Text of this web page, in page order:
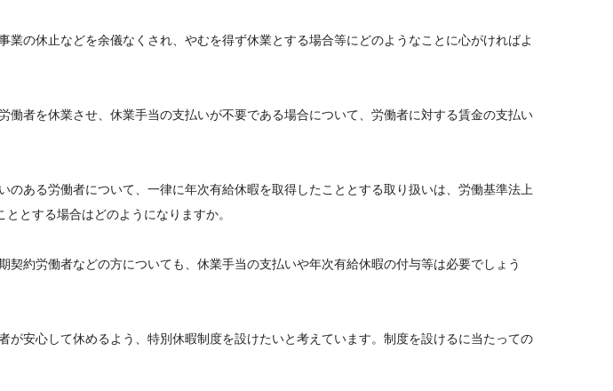
業の休止などを余儀なくされ、やむを得ず休業とする場合等にどのようなことに心がければよ
働者を休業させ、休業手当の支払いが不要である場合について、労働者に対する賃金の支払い
のある労働者について、一律に年次有給休暇を取得したこととする取り扱いは、労働基準法上
とする場合はどのようになりますか。
契約労働者などの方についても、休業手当の支払いや年次有給休暇の付与等は必要でしょう
が安心して休めるよう、特別休暇制度を設けたいと考えています。制度を設けるに当たっての